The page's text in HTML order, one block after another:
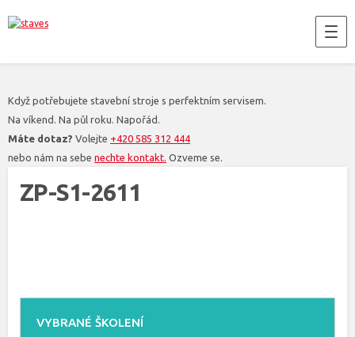
Když potřebujete stavební stroje s perfektním servisem.
Na víkend. Na půl roku. Napořád.
Máte dotaz? Volejte +420 585 312 444
nebo nám na sebe nechte kontakt. Ozveme se.
ZP-S1-2611
VYBRANÉ ŠKOLENÍ